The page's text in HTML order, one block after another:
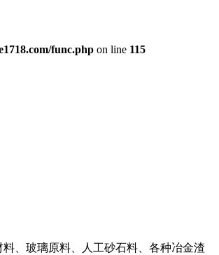
func.php on line 115
、玻璃原料、人工砂石料、各种冶金渣